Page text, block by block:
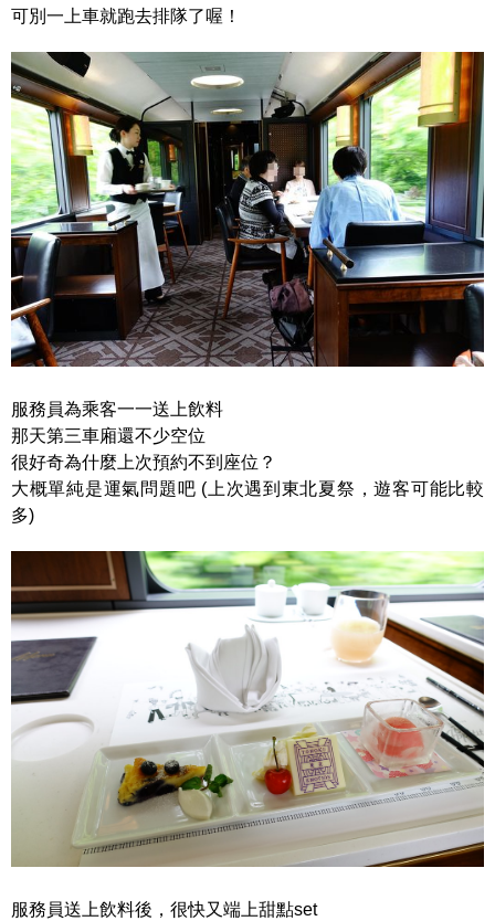
可別一上車就跑去排隊了喔！
服務員為乘客一一送上飲料
那天第三車廂還不少空位
很好奇為什麼上次預約不到座位？
大概單純是運氣問題吧 (上次遇到東北夏祭，遊客可能比較
多)
服務員送上飲料後，很快又端上甜點set